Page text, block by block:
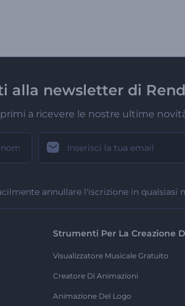
alla newsletter di
primi a ricevere le nostre ultime
annullare l'iscrizione in qualsiasi
Strumenti Per La Creazione
Visualizzatore Musicale Gratuito
Creatore Di Animazioni
Animazione Del Logo